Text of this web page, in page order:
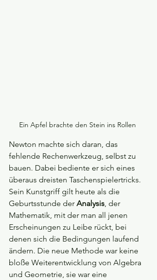
Ein Apfel brachte den Stein ins Rollen
Newton machte sich daran, das
fehlende Rechenwerkzeug, selbst zu
bauen. Dabei bediente er sich eines
überaus dreisten Taschenspielertricks.
Sein Kunstgriff gilt heute als die
Geburtsstunde der Analysis, der
Mathematik, mit der man all jenen
Erscheinungen zu Leibe rückt, bei
denen sich die Bedingungen laufend
ändern. Die neue Methode war keine
bloße Weiterentwicklung von Algebra
und Geometrie, sie war eine